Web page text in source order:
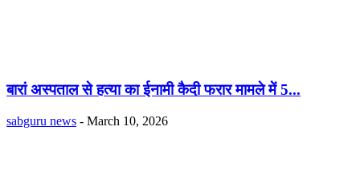
बारां अस्पताल से हत्या का ईनामी कैदी फरार मामले में 5...
sabguru news - March 10, 2026